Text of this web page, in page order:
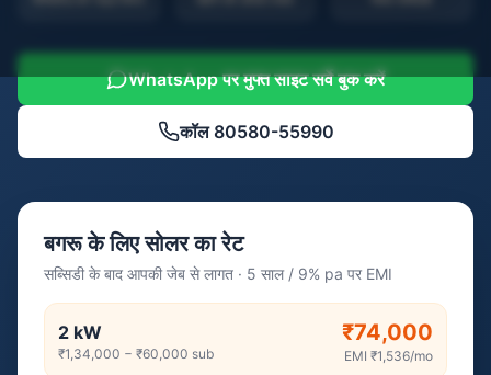
WhatsApp पर मुफ्त साइट सर्वे बुक करें
कॉल80580-55990
बगरू के लिए सोलर का रेट
सब्सिडी के बाद आपकी जेब से लागत · 5 साल / 9% pa पर EMI
2 kW
₹1,34,000 − ₹60,000 sub
₹74,000
EMI ₹1,536/mo